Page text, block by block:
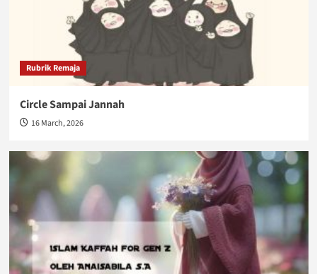
Rubrik Remaja
Circle Sampai Jannah
16 March, 2026